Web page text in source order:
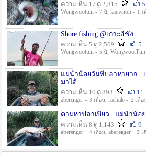
ความเห็น 17 ดู 2,815
5
Wongwoottun - 7 ปี , kaewnon - 1 เ
Shore fishing @เกาะสีชัง
ความเห็น 5 ดู 2,509
5
Wongwoottun - 5 ปี ,
แม่น้ำน้อยวันที่ปลาหายาก...
มาได้
ความเห็น 10 ดู 893
11
aberenger - 3 เดือน, rachalo - 2 เดือ
ตามหาปลาเบี้ยว...แม่น้ำน้อ
ความเห็น 8 ดู 1,143
9
aberenger - 4 เดือน, aberenger - 3 เ